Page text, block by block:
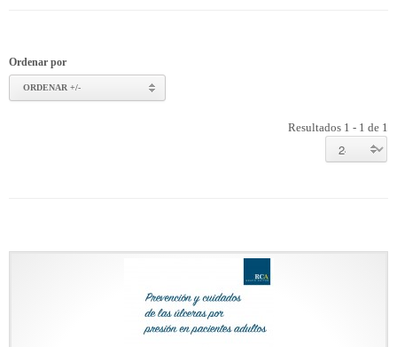
Ordenar por
ORDENAR +/-
Resultados 1 - 1 de 1